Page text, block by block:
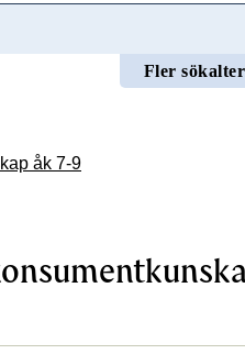
Fler
åk 7-9